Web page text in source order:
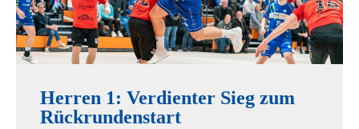
Herren 1: Verdienter Sieg zum
Rückrundenstart